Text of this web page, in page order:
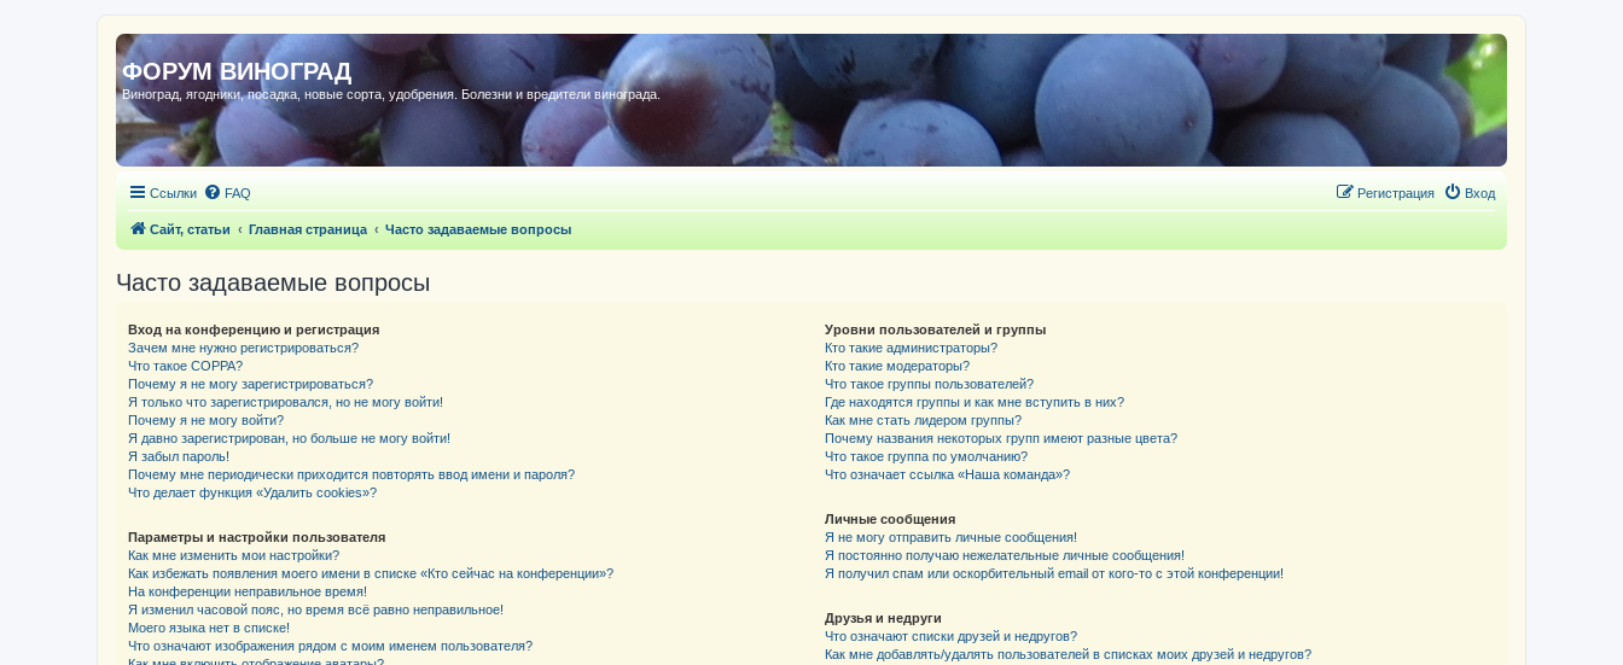
ФОРУМ ВИНОГРАД
Виноград, ягодники, посадка, новые сорта, удобрения. Болезни и вредители винограда.
Ссылки FAQ Вход
Регистрация
Сайт, статьи Главная страница Часто задаваемые вопросы
Часто задаваемые вопросы
Вход на конференцию и регистрация
Зачем мне нужно регистрироваться?
Что такое COPPA?
Почему я не могу зарегистрироваться?
Я только что зарегистрировался, но не могу войти!
Почему я не могу войти?
Я давно зарегистрирован, но больше не могу войти!
Я забыл пароль!
Почему мне периодически приходится повторять ввод имени и пароля?
Что делает функция «Удалить cookies»?
Параметры и настройки пользователя
Как мне изменить мои настройки?
Как избежать появления моего имени в списке «Кто сейчас на конференции»?
На конференции неправильное время!
Я изменил часовой пояс, но время всё равно неправильное!
Моего языка нет в списке!
Что означают изображения рядом с моим именем пользователя?
Уровни пользователей и группы
Кто такие администраторы?
Кто такие модераторы?
Что такое группы пользователей?
Где находятся группы и как мне вступить в них?
Как мне стать лидером группы?
Почему названия некоторых групп имеют разные цвета?
Что такое группа по умолчанию?
Что означает ссылка «Наша команда»?
Личные сообщения
Я не могу отправить личные сообщения!
Я постоянно получаю нежелательные личные сообщения!
Я получил спам или оскорбительный email от кого-то с этой конференции!
Друзья и недруги
Что означают списки друзей и недругов?
Как мне добавлять/удалять пользователей в списках моих друзей и недругов?